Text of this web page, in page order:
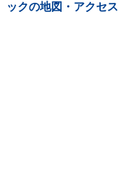
ックの地図・アクセス